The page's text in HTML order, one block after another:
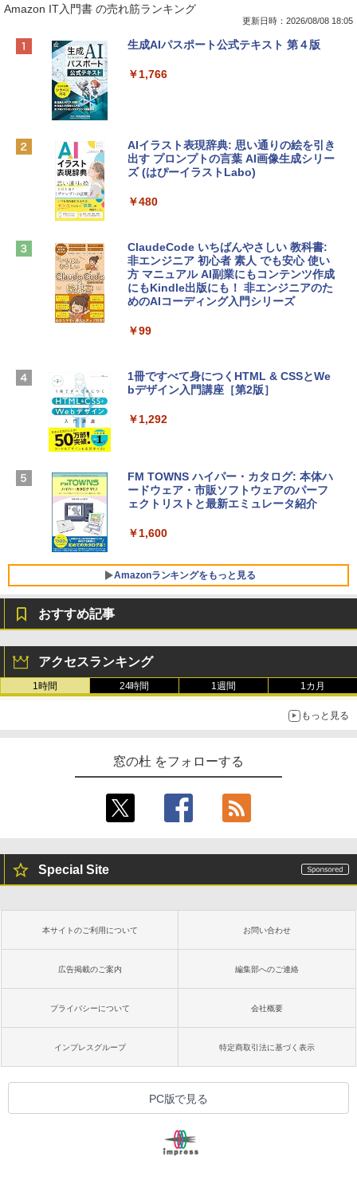
Apple 2026 MacBook Neo A18 Proチッ
e Intelligenceのために設計、Liquid Ret
￥131,111
ンケース Dell NEC Lavie ASUS HP dyna
￥2,952
Apple 2026 MacBook Air M5チップ搭載
13インチノートブック：AIとApple Intell
スプレイ、16GBユニファイドメモリ、1
D - ミッドナイト
SSD インテル Core 5
￥129,800
Core i5/16GB/SSD 512GB/ホワイト) FM
VWK3E15W_AZ
Robloxギフトカード - 800 Robux 【限
インゲームコード】 ロブロックス | オン
Robloxギフトカード - 1000 Robux 【限
定バーチャルアイテムを含む】 【オンラ
ラインコード版
Microsoft Office Home & Business 202
4(最新 永続版)|オンラインコード版|Wind
ows11、10/mac対応|PC2台
￥39,582
Robloxギフトカード - 2,000 Robux 【限
定バーチャルアイテムを含む】 【オンラ
ラインコード版
Windows版 | Minecraft (マインクラフ
ト): Java & Bedrock Edition | オンライ
Amazon IT入門書 の売れ筋ランキング
更新日時：2026/08/08 18:05
生成AIパスポート公式テキスト 第４版
￥1,766
AIイラスト表現辞典: 思い通りの絵を引き
出す プロンプトの言葉 AI画像生成シリー
ズ (はぴーイラストLabo)
￥480
ClaudeCode いちばんやさしい 教科書:
非エンジニア 初心者 素人 でも安心 使い
方 マニュアル AI副業にもコンテンツ作成
にもKindle出版にも！ 非エンジニアのた
めのAIコーディング入門シリーズ
￥99
1冊ですべて身につくHTML & CSSとWe
bデザイン入門講座［第2版］
￥1,292
FM TOWNS ハイパー・カタログ: 本体ハ
ードウェア・市販ソフトウェアのパーフ
ェクトリストと最新エミュレータ紹介
￥1,600
Amazonランキングをもっと見る
ンチディスプレイ、色調調節ライト、12
週間持続バッテリー、広告なし、ブラッ
ク
Amazon Kindle - 目に優しい、かさばら
ない、大きな画面で読みやすい、6週間持
書籍リーダー、マッチャ、16GB、広告な
Kindle Paperwhite シグニチャーエディ
るさ自動調整、色調調節ライト、12週間
持続バッテリー、広告なし、メタリック
Amazon Kindle Colorsoft | 16GBストレ
ージ、防水、7インチカラーディスプレ
イ、色調調節ライト、最大8週間持続バッ
テリー、広告無し、ブラック (2025年発
売)
￥31,980
New Amazon Kindle Scribe Colorsoft |
11インチカラーディスプレイ、64GBスト
おすすめ記事
アクセスランキング
1時間 24時間 1週間 1カ月
もっと見る
窓の杜 をフォローする
Special Site
本サイトのご利用について お問い合わせ
広告掲載のご案内 編集部へのご連絡
プライバシーについて 会社概要
インプレスグループ 特定商取引法に基づく表示
PC版で見る